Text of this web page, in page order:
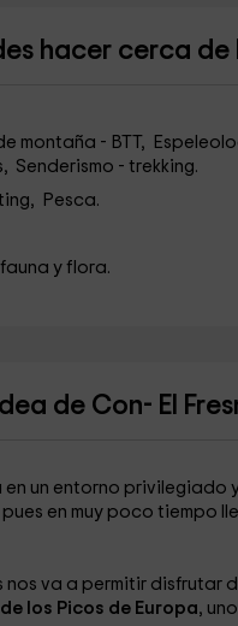
hacer cerca de
montaña - BTT,
Senderismo - trekking.
Pesca.
y flora.
de Con- El
un entorno privilegiado
en muy poco tiempo
va a permitir disfrutar
los Picos de Europa,